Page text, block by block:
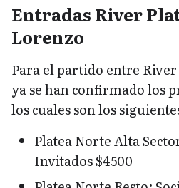
Entradas River
Lorenzo
Para el partido entre
ya se han confirmado los
los cuales son los
Platea Norte Alta
Invitados $4500